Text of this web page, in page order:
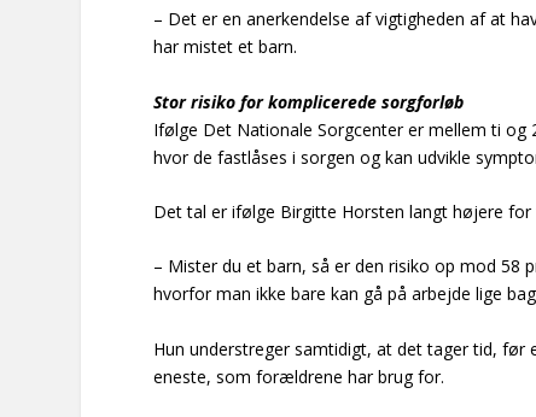
– Det er en anerkendelse af vigtigheden af at
har mistet et barn.
Stor risiko for komplicerede sorgforløb
Ifølge Det Nationale Sorgcenterer mellem ti og
hvor de fastlåses i sorgen og kan udvikle
Det tal er ifølge Birgitte Horsten langt højere
– Mister du et barn, så er den risiko op mod 58
hvorfor man ikke bare kan gå på arbejde lige
Hun understreger samtidigt, at det tager tid,
eneste, som forældrene har brug for.